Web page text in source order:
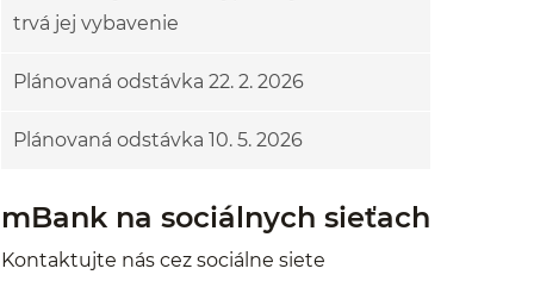
trvá jej vybavenie
Plánovaná odstávka 22. 2. 2026
Plánovaná odstávka 10. 5. 2026
mBank na sociálnych sieťach
Kontaktujte nás cez sociálne siete